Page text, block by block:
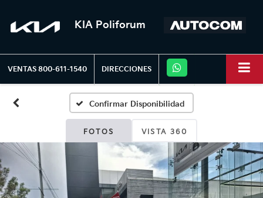
KIA Poliforum
VENTAS 800-611-1540 DIRECCIONES
Confirmar Disponibilidad
FOTOS VISTA 360